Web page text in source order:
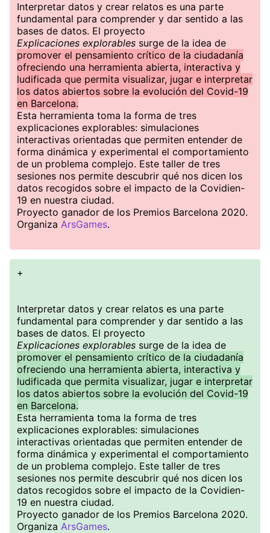
Interpretar datos y crear relatos es una parte
fundamental para comprender y dar sentido a las
bases de datos. El proyecto
Explicaciones explorables surge de la idea de
promover el pensamiento crítico de la ciudadanía
ofreciendo una herramienta abierta, interactiva y
ludificada que permita visualizar, jugar e interpretar
los datos abiertos sobre la evolución del Covid-19
en Barcelona.
Esta herramienta toma la forma de tres
explicaciones explorables: simulaciones
interactivas orientadas que permiten entender de
forma dinámica y experimental el comportamiento
de un problema complejo. Este taller de tres
sesiones nos permite descubrir qué nos dicen los
datos recogidos sobre el impacto de la Covidien-
19 en nuestra ciudad.
Proyecto ganador de los Premios Barcelona 2020.
Organiza ArsGames.
+
Interpretar datos y crear relatos es una parte
fundamental para comprender y dar sentido a las
bases de datos. El proyecto
Explicaciones explorables surge de la idea de
promover el pensamiento crítico de la ciudadanía
ofreciendo una herramienta abierta, interactiva y
ludificada que permita visualizar, jugar e interpretar
los datos abiertos sobre la evolución del Covid-19
en Barcelona.
Esta herramienta toma la forma de tres
explicaciones explorables: simulaciones
interactivas orientadas que permiten entender de
forma dinámica y experimental el comportamiento
de un problema complejo. Este taller de tres
sesiones nos permite descubrir qué nos dicen los
datos recogidos sobre el impacto de la Covidien-
19 en nuestra ciudad.
Proyecto ganador de los Premios Barcelona 2020.
Organiza ArsGames.